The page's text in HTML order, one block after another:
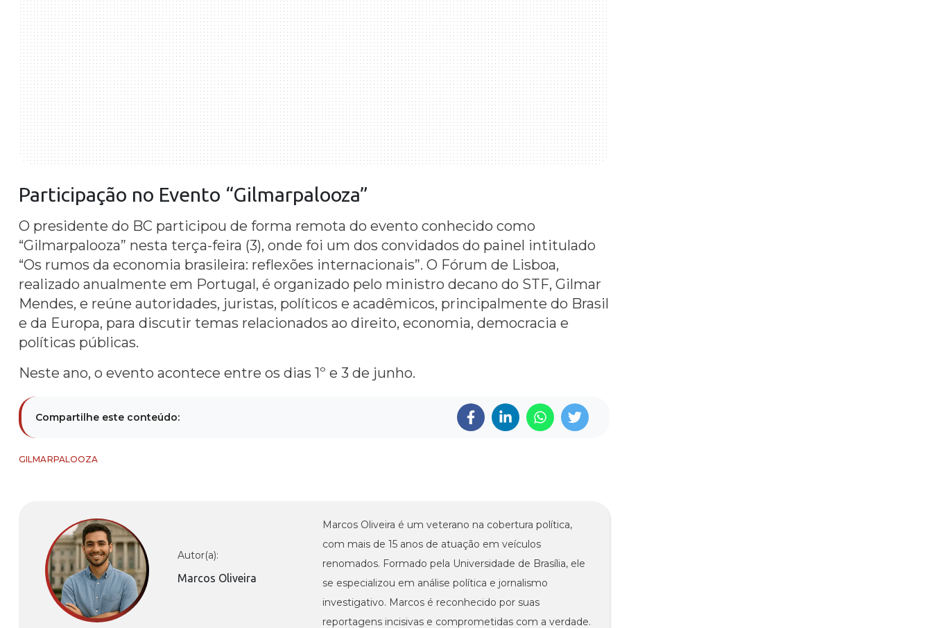
Participação no Evento “Gilmarpalooza”
O presidente do BC participou de forma remota do evento conhecido como
“Gilmarpalooza” nesta terça-feira (3), onde foi um dos convidados do painel intitulado
“Os rumos da economia brasileira: reflexões internacionais”. O Fórum de Lisboa,
realizado anualmente em Portugal, é organizado pelo ministro decano do STF, Gilmar
Mendes, e reúne autoridades, juristas, políticos e acadêmicos, principalmente do Brasil
e da Europa, para discutir temas relacionados ao direito, economia, democracia e
políticas públicas.
Neste ano, o evento acontece entre os dias 1º e 3 de junho.
Compartilhe este conteúdo:
GILMARPALOOZA
Autor(a):
Marcos Oliveira
Marcos Oliveira é um veterano na cobertura política,
com mais de 15 anos de atuação em veículos
renomados. Formado pela Universidade de Brasília, ele
se especializou em análise política e jornalismo
investigativo. Marcos é reconhecido por suas
reportagens incisivas e comprometidas com a verdade.